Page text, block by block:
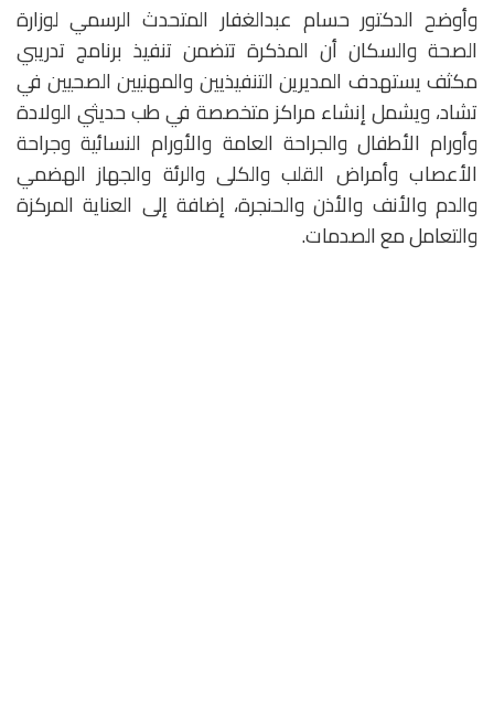
وأوضح الدكتور حسام عبدالغفار المتحدث الرسمي لوزارة
الصحة والسكان أن المذكرة تتضمن تنفيذ برنامج تدريبي
مكثف يستهدف المديرين التنفيذيين والمهنيين الصحيين في
تشاد، ويشمل إنشاء مراكز متخصصة في طب حديثي الولادة
وأورام الأطفال والجراحة العامة والأورام النسائية وجراحة
الأعصاب وأمراض القلب والكلى والرئة والجهاز الهضمي
والدم والأنف والأذن والحنجرة، إضافة إلى العناية المركزة
والتعامل مع الصدمات.